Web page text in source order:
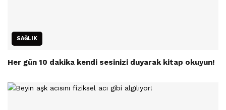
SAĞLIK
Her gün 10 dakika kendi sesinizi duyarak kitap okuyun!